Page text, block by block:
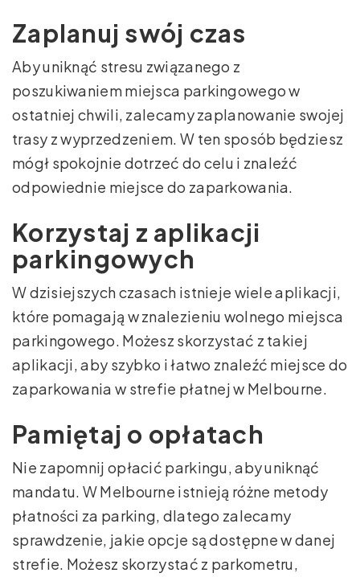
Zaplanuj swój czas
Aby uniknąć stresu związanego z
poszukiwaniem miejsca parkingowego w
ostatniej chwili, zalecamy zaplanowanie swojej
trasy z wyprzedzeniem. W ten sposób będziesz
mógł spokojnie dotrzeć do celu i znaleźć
odpowiednie miejsce do zaparkowania.
Korzystaj z aplikacji
parkingowych
W dzisiejszych czasach istnieje wiele aplikacji,
które pomagają w znalezieniu wolnego miejsca
parkingowego. Możesz skorzystać z takiej
aplikacji, aby szybko i łatwo znaleźć miejsce do
zaparkowania w strefie płatnej w Melbourne.
Pamiętaj o opłatach
Nie zapomnij opłacić parkingu, aby uniknąć
mandatu. W Melbourne istnieją różne metody
płatności za parking, dlatego zalecamy
sprawdzenie, jakie opcje są dostępne w danej
strefie. Możesz skorzystać z parkometru,